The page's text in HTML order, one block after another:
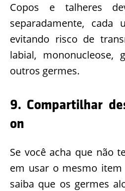
Copos e talheres
separadamente,
evitando risco de
labial, mononucleose,
outros germes.
9. Compartilhar
on
Se você acha que não
em usar o mesmo
saiba que os germes